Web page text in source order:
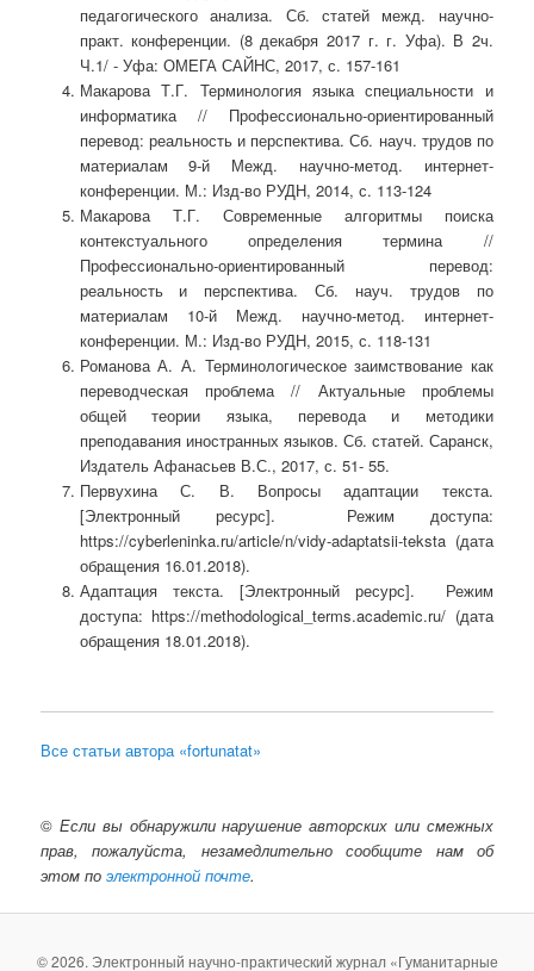
педагогического анализа. Сб. статей межд. научно-
практ. конференции. (8 декабря 2017 г. г. Уфа). В 2ч.
Ч.1/ - Уфа: ОМЕГА САЙНС, 2017, с. 157-161
Макарова Т.Г. Терминология языка специальности и
информатика // Профессионально-ориентированный
перевод: реальность и перспектива. Сб. науч. трудов по
материалам 9-й Межд. научно-метод. интернет-
конференции. М.: Изд-во РУДН, 2014, с. 113-124
Макарова Т.Г. Современные алгоритмы поиска
контекстуального определения термина //
Профессионально-ориентированный перевод:
реальность и перспектива. Сб. науч. трудов по
материалам 10-й Межд. научно-метод. интернет-
конференции. М.: Изд-во РУДН, 2015, с. 118-131
Романова А. А. Терминологическое заимствование как
переводческая проблема // Актуальные проблемы
общей теории языка, перевода и методики
преподавания иностранных языков. Сб. статей. Саранск,
Издатель Афанасьев В.С., 2017, с. 51- 55.
Первухина С. В. Вопросы адаптации текста.
[Электронный ресурс]. Режим доступа:
https://cyberleninka.ru/article/n/vidy-adaptatsii-teksta (дата
обращения 16.01.2018).
Адаптация текста. [Электронный ресурс]. Режим
доступа: https://methodological_terms.academic.ru/ (дата
обращения 18.01.2018).
Все статьи автора «fortunatat»
© Если вы обнаружили нарушение авторских или смежных
прав, пожалуйста, незамедлительно сообщите нам об
этом поэлектронной почте.
© 2026. Электронный научно-практический журнал «Гуманитарные